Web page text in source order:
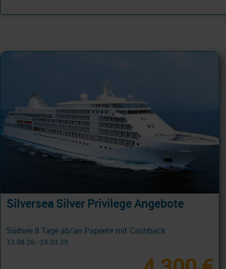
Silversea Silver Privilege Angebote
Südsee 8 Tage ab/an Papeete mit Cashback
13.08.26 - 24.03.29